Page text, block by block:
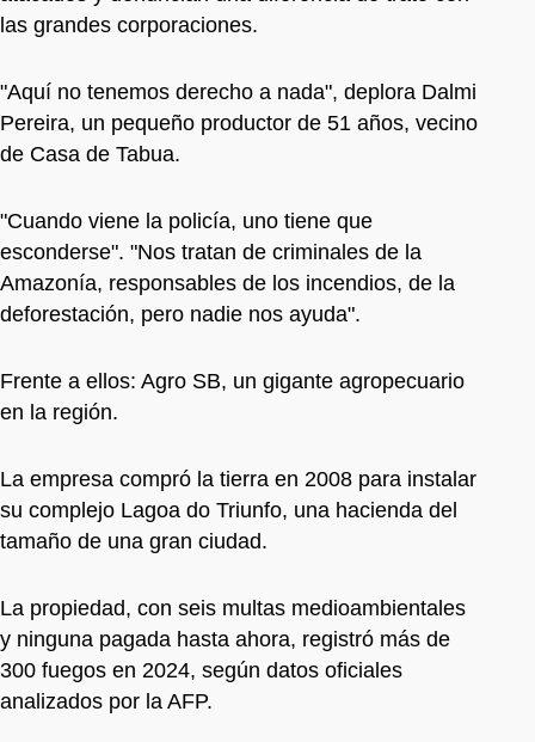
las grandes corporaciones.
"Aquí no tenemos derecho a nada", deplora Dalmi
Pereira, un pequeño productor de 51 años, vecino
de Casa de Tabua.
"Cuando viene la policía, uno tiene que
esconderse". "Nos tratan de criminales de la
Amazonía, responsables de los incendios, de la
deforestación, pero nadie nos ayuda".
Frente a ellos: Agro SB, un gigante agropecuario
en la región.
La empresa compró la tierra en 2008 para instalar
su complejo Lagoa do Triunfo, una hacienda del
tamaño de una gran ciudad.
La propiedad, con seis multas medioambientales
y ninguna pagada hasta ahora, registró más de
300 fuegos en 2024, según datos oficiales
analizados por la AFP.